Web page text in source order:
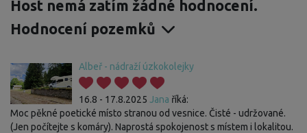
Host nemá zatím žádné hodnocení.
Hodnocení pozemků
Albeř - nádraží úzkokolejky
16.8 - 17.8.2025 Jana říká:
Moc pěkné poetické místo stranou od vesnice. Čisté - udržované.
(Jen počítejte s komáry). Naprostá spokojenost s místem i lokalitou.